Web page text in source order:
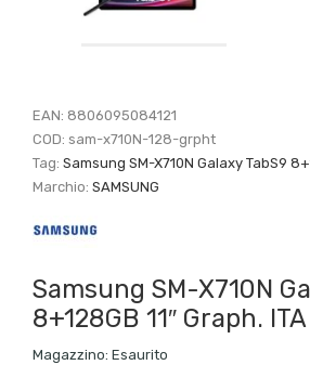
EAN: 8806095084121
COD:sam-x710N-128-grpht
Tag:Samsung SM-X710N Galaxy TabS9
Marchio:SAMSUNG
Samsung SM-X710N
8+128GB 11″ Graph. ITA
Magazzino: Esaurito